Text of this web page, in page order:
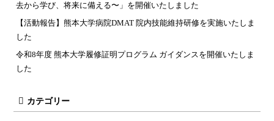
去から学び、将来に備える〜」を開催いたしました
【活動報告】熊本大学病院DMAT 院内技能維持研修を実施いたしま
した
令和8年度 熊本大学履修証明プログラム ガイダンスを開催いたしま
した
カテゴリー